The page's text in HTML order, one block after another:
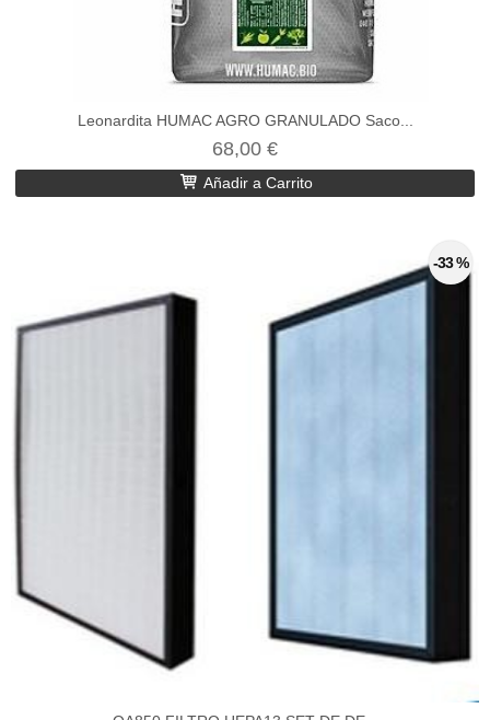
Leonardita HUMAC AGRO GRANULADO Saco...
68,00 €
Añadir a Carrito
-33 %